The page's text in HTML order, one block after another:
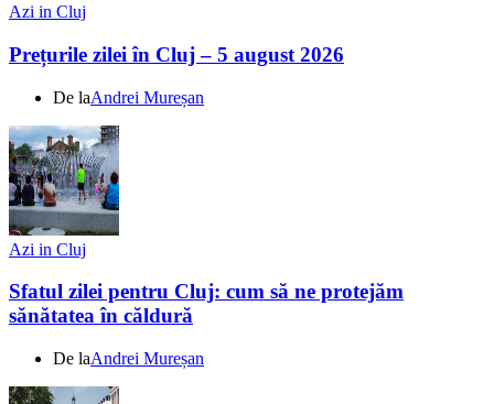
Azi in Cluj
Prețurile zilei în Cluj – 5 august 2026
De laAndrei Mureșan
Azi in Cluj
Sfatul zilei pentru Cluj: cum să ne protejăm
sănătatea în căldură
De laAndrei Mureșan